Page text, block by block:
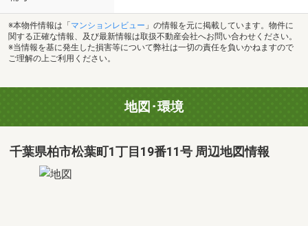
※本物件情報は「 マンションレビュー 」の情報を元に掲載しています。物件に
関する正確な情報、及び最新情報は取扱不動産会社へお問い合わせください。
※当情報を基に発生した損害等について弊社は一切の責任を負いかねますので
ご理解の上ご利用ください。
地図･環境
千葉県柏市松葉町1丁目19番11号 周辺地図情報